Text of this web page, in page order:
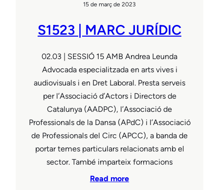
15 de març de 2023
S1523 | MARC JURÍDIC
02.03 | SESSIÓ 15 AMB Andrea Leunda
Advocada especialitzada en arts vives i
audiovisuals i en Dret Laboral. Presta serveis
per l’Associació d’Actors i Directors de
Catalunya (AADPC), l’Associació de
Professionals de la Dansa (APdC) i l’Associació
de Professionals del Circ (APCC), a banda de
portar temes particulars relacionats amb el
sector. També imparteix formacions
Read more